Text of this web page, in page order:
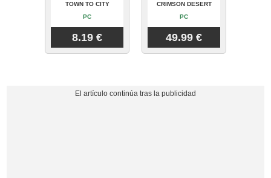
TOWN TO CITY
PC
8.19 €
CRIMSON DESERT
PC
49.99 €